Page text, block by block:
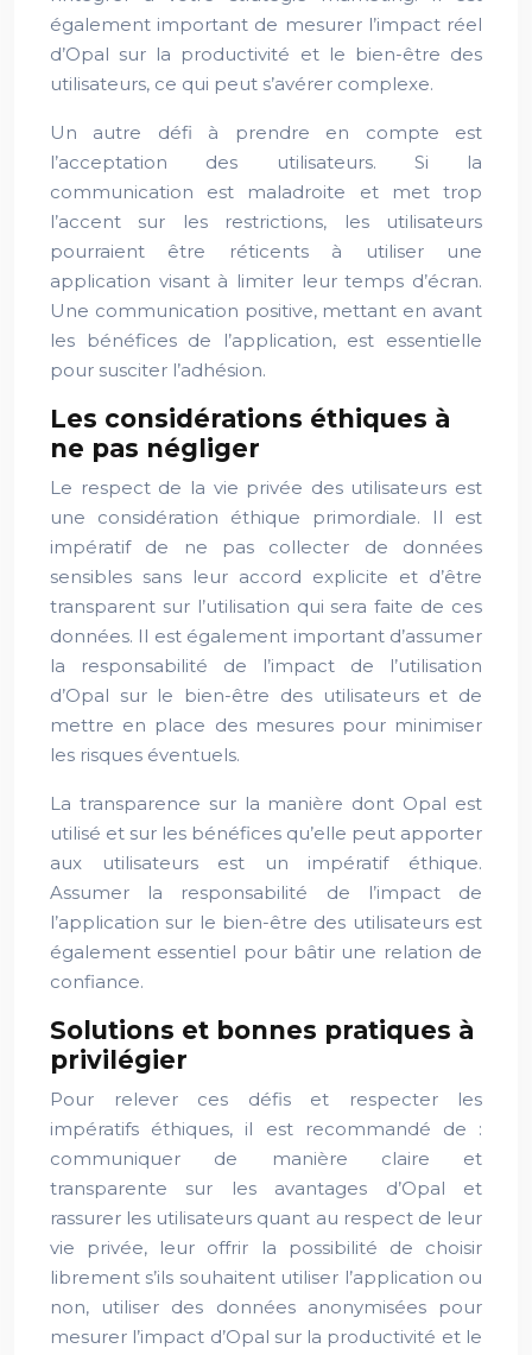
également important de mesurer l’impact réel
d’Opal sur la productivité et le bien-être des
utilisateurs, ce qui peut s’avérer complexe.
Un autre défi à prendre en compte est
l’acceptation des utilisateurs. Si la
communication est maladroite et met trop
l’accent sur les restrictions, les utilisateurs
pourraient être réticents à utiliser une
application visant à limiter leur temps d’écran.
Une communication positive, mettant en avant
les bénéfices de l’application, est essentielle
pour susciter l’adhésion.
Les considérations éthiques à
ne pas négliger
Le respect de la vie privée des utilisateurs est
une considération éthique primordiale. Il est
impératif de ne pas collecter de données
sensibles sans leur accord explicite et d’être
transparent sur l’utilisation qui sera faite de ces
données. Il est également important d’assumer
la responsabilité de l’impact de l’utilisation
d’Opal sur le bien-être des utilisateurs et de
mettre en place des mesures pour minimiser
les risques éventuels.
La transparence sur la manière dont Opal est
utilisé et sur les bénéfices qu’elle peut apporter
aux utilisateurs est un impératif éthique.
Assumer la responsabilité de l’impact de
l’application sur le bien-être des utilisateurs est
également essentiel pour bâtir une relation de
confiance.
Solutions et bonnes pratiques à
privilégier
Pour relever ces défis et respecter les
impératifs éthiques, il est recommandé de :
communiquer de manière claire et
transparente sur les avantages d’Opal et
rassurer les utilisateurs quant au respect de leur
vie privée, leur offrir la possibilité de choisir
librement s’ils souhaitent utiliser l’application ou
non, utiliser des données anonymisées pour
mesurer l’impact d’Opal sur la productivité et le